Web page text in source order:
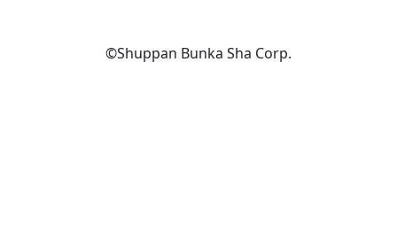
©Shuppan Bunka Sha Corp.